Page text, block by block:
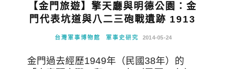
【金門旅遊】擎天廳與明德公園：金
門代表坑道與八二三砲戰遺跡 1913
台灣軍事博物館 軍事史研究 2014-05-24
金門過去經歷1949年（民國38年）的